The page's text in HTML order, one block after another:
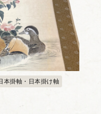
本掛軸・日本掛け軸